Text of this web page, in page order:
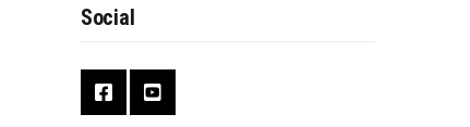
Social